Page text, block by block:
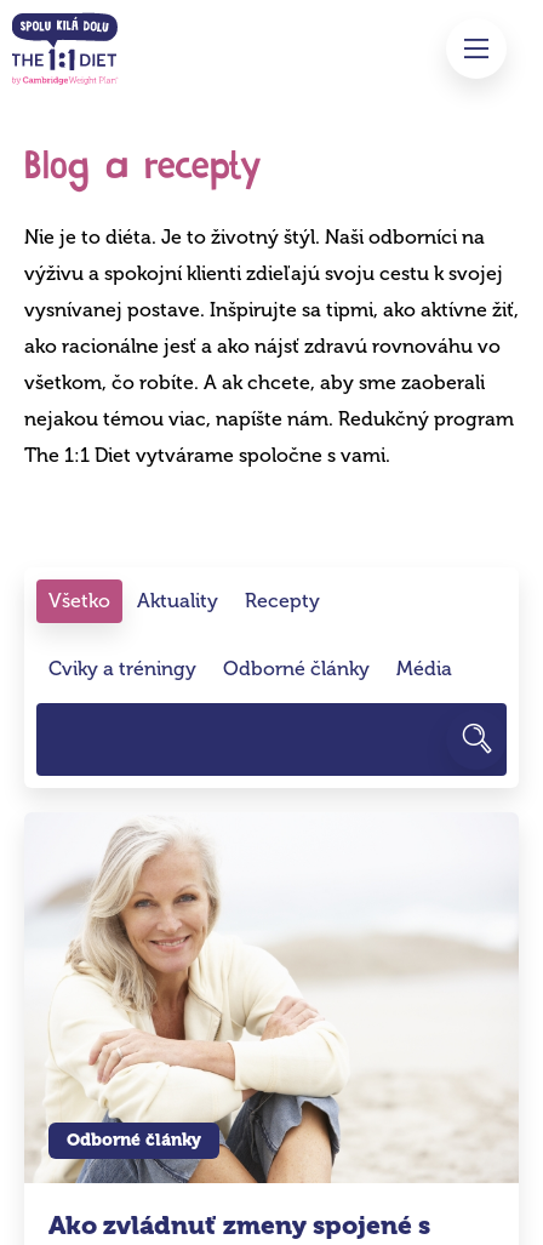
Blog a recepty
Nie je to diéta. Je to životný štýl. Naši odborníci na
výživu a spokojní klienti zdieľajú svoju cestu k svojej
vysnívanej postave. Inšpirujte sa tipmi, ako aktívne žiť,
ako racionálne jesť a ako nájsť zdravú rovnováhu vo
všetkom, čo robíte. A ak chcete, aby sme zaoberali
nejakou témou viac, napíšte nám. Redukčný program
The 1:1 Diet vytvárame spoločne s vami.
Všetko Aktuality Recepty
Cviky a tréningy Odborné články Média
Odborné články
Ako zvládnuť zmeny spojené s